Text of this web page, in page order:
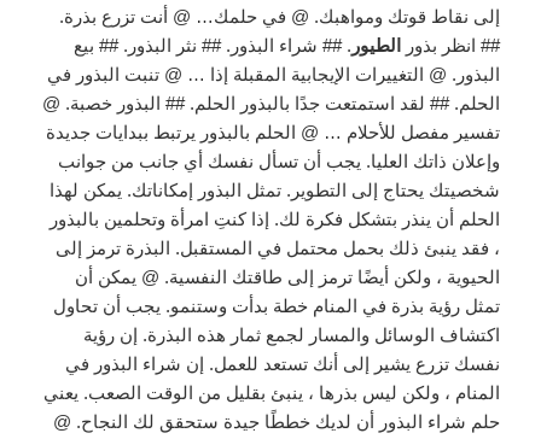
إلى نقاط قوتك ومواهبك. @ في حلمك… @ أنت تزرع بذرة.
## انظر بذور
الطيور . ## شراء البذور. ## نثر البذور. ## بيع
البذور. @ التغييرات الإيجابية المقبلة إذا … @ تنبت البذور في
الحلم. ## لقد استمتعت جدًا بالبذور الحلم. ## البذور خصبة. @
تفسير مفصل للأحلام … @ الحلم بالبذور يرتبط ببدايات جديدة
وإعلان ذاتك العليا. يجب أن تسأل نفسك أي جانب من جوانب
شخصيتك يحتاج إلى التطوير. تمثل البذور إمكاناتك. يمكن لهذا
الحلم أن ينذر بتشكل فكرة لك. إذا كنتِ امرأة وتحلمين بالبذور
، فقد ينبئ ذلك بحمل محتمل في المستقبل. البذرة ترمز إلى
الحيوية ، ولكن أيضًا ترمز إلى طاقتك النفسية. @ يمكن أن
تمثل رؤية بذرة في المنام خطة بدأت وستنمو. يجب أن تحاول
اكتشاف الوسائل والمسار لجمع ثمار هذه البذرة. إن رؤية
نفسك تزرع يشير إلى أنك تستعد للعمل. إن شراء البذور في
المنام ، ولكن ليس بذرها ، ينبئ بقليل من الوقت الصعب. يعني
حلم شراء البذور أن لديك خططًا جيدة ستحقق لك النجاح. @